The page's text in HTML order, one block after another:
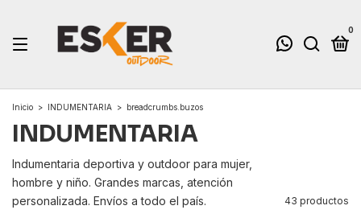
0
Inicio > INDUMENTARIA > breadcrumbs.buzos
INDUMENTARIA
Indumentaria deportiva y outdoor para mujer,
hombre y niño. Grandes marcas, atención
personalizada. Envíos a todo el país.
43 productos